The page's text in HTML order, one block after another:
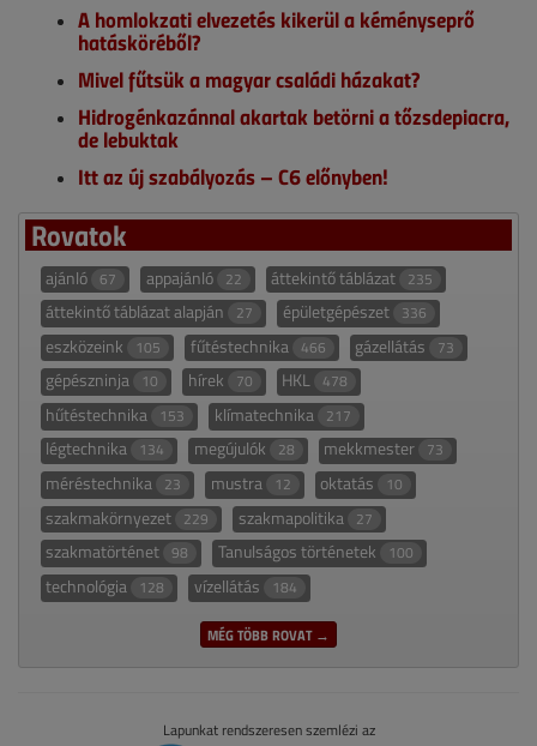
A homlokzati elvezetés kikerül a kéményseprő
hatásköréből?
Mivel fűtsük a magyar családi házakat?
Hidrogénkazánnal akartak betörni a tőzsdepiacra,
de lebuktak
Itt az új szabályozás – C6 előnyben!
Rovatok
ajánló 67 appajánló 22 áttekintő táblázat 235
áttekintő táblázat alapján 27 épületgépészet 336
eszközeink 105 fűtéstechnika 466 gázellátás 73
gépészninja 10 hírek 70 HKL 478
hűtéstechnika 153 klímatechnika 217
légtechnika 134 megújulók 28 mekkmester 73
méréstechnika 23 mustra 12 oktatás 10
szakmakörnyezet 229 szakmapolitika 27
szakmatörténet 98 Tanulságos történetek 100
technológia 128 vízellátás 184
MÉG TÖBB ROVAT →
Lapunkat rendszeresen szemlézi az